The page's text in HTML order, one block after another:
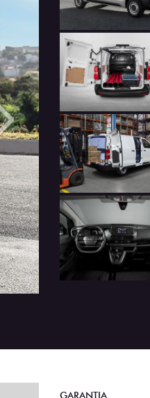
Próximo
GARANTIA